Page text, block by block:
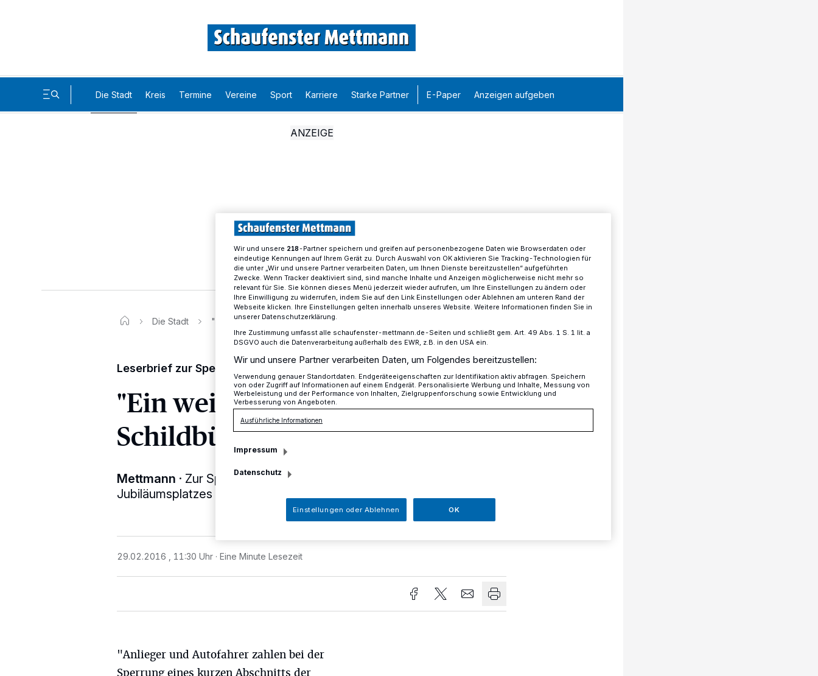
Die Stadt Kreis Termine Vereine Sport Karriere Starke Partner E-Paper Anzeigen aufgeben
Die Stadt "Ein weiterer Schildbürgerstreich"
Leserbrief zur Sperrung der Schwarzbachstraße
"Ein weiterer
Schildbürgerstreich"
Mettmann · Zur Sperrung der Schwarzbachstraße in Höhe des
Jubiläumsplatzes erreichte uns folgende Leserzuschrift:
29.02.2016 , 11:30 Uhr Eine Minute Lesezeit
"Anlieger und Autofahrer zahlen bei der
Sperrung eines kurzen Abschnitts der
Wir und unsere 218-Partner speichern und greifen auf personenbezogene Daten wie Browserdaten oder
eindeutige Kennungen auf Ihrem Gerät zu. Durch Auswahl von OK aktivieren Sie Tracking-Technologien für
die unter „Wir und unsere Partner verarbeiten Daten, um Ihnen Dienste bereitzustellen“ aufgeführten
Zwecke. Wenn Tracker deaktiviert sind, sind manche Inhalte und Anzeigen möglicherweise nicht mehr so
relevant für Sie. Sie können dieses Menü jederzeit wieder aufrufen, um Ihre Einstellungen zu ändern oder
Ihre Einwilligung zu widerrufen, indem Sie auf den Link Einstellungen oder Ablehnen am unteren Rand der
Webseite klicken. Ihre Einstellungen gelten innerhalb unseres Website. Weitere Informationen finden Sie in
unserer Datenschutzerklärung.
Ihre Zustimmung umfasst alle schaufenster-mettmann.de-Seiten und schließt gem. Art. 49 Abs. 1 S. 1 lit. a
DSGVO auch die Datenverarbeitung außerhalb des EWR, z.B. in den USA ein.
Wir und unsere Partner verarbeiten Daten, um Folgendes bereitzustellen:
Verwendung genauer Standortdaten. Endgeräteeigenschaften zur Identifikation aktiv abfragen. Speichern
von oder Zugriff auf Informationen auf einem Endgerät. Personalisierte Werbung und Inhalte, Messung von
Werbeleistung und der Performance von Inhalten, Zielgruppenforschung sowie Entwicklung und
Verbesserung von Angeboten.
Ausführliche Informationen
Impressum
Datenschutz
Einstellungen oder Ablehnen OK